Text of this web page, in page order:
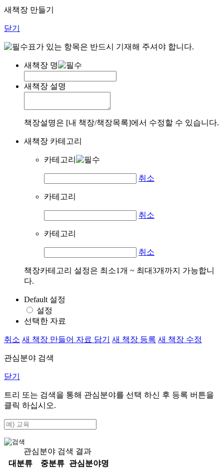
새책장 만들기
닫기
표가 있는 항목은 반드시 기재해 주셔야 합니다.
새책장 명
새책장 설명
책장설명은 [내 책장/책장목록]에서 수정할 수 있습니다.
새책장 카테고리
카테고리
취소
카테고리
취소
카테고리
취소
책장카테고리 설정은 최소1개 ~ 최대3개까지 가능합니
다.
Default 설정
설정
선택한 자료
취소 새 책장 만들어 자료 담기 새 책장 등록 새 책장 수정
관심분야 검색
닫기
트리 또는 검색을 통해 관심분야를 선택 하신 후 등록 버튼을
클릭 하십시오.
관심분야 검색 결과
대분류
중분류
관심분야명